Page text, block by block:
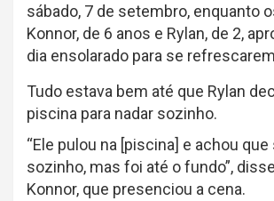
sábado, 7 de setembro, enquanto
Konnor, de 6 anos e Rylan, de 2,
dia ensolarado para se
Tudo estava bem até que Rylan
piscina para nadar sozinho.
“Ele pulou na [piscina] e achou que
sozinho, mas foi até o fundo”,
Konnor, que presenciou a cena.